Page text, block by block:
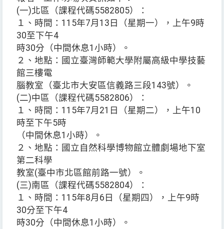
(一)北區（課程代碼5582805）：
１、時間：115年7月13日（星期一），上午9時
30至下午4
時30分（中間休息1小時）。
２、地點：國立臺灣師範大學附屬高級中學技藝
館三樓電
腦教室（臺北市大安區信義路三段143號）。
(二)中區（課程代碼5582806）：
１、時間：115年7月21日（星期二），上午10
時至下午5時
（中間休息1小時）。
２、地點：國立自然科學博物館立體劇場地下室
第二科學
教室(臺中市北區館前路一號）。
(三)南區（課程代碼5582804）：
１、時間：115年8月6日（星期四），上午9時
30分至下午4
時30分（中間休息1小時）。